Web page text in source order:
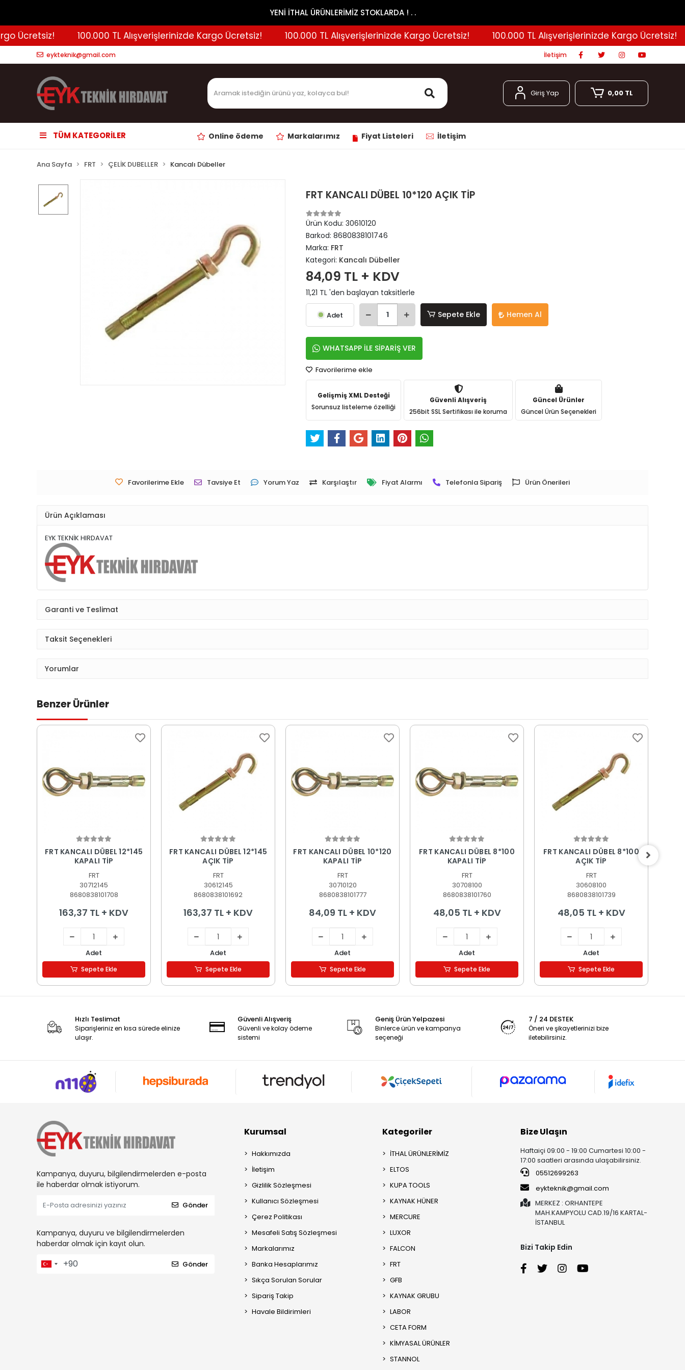
YENİ İTHAL ÜRÜNLERİMİZ STOKLARDA ! . .
Ücretsiz! 100.000 TL Alışverişlerinizde Kargo Ücretsiz! 100.000 TL Alışverişlerinizde Kargo Ücretsiz! 100.000 TL Alışverişlerinizde Kargo Ücretsiz!
eykteknik@gmail.com İletişim
Giriş Yap 0,00 TL
TÜM KATEGORİLER Online ödeme Markalarımız Fiyat Listeleri İletişim
Ana Sayfa FRT ÇELİK DUBELLER Kancalı Dübeller
FRT KANCALI DÜBEL 10*120 AÇIK TİP
Ürün Kodu:30610120
Barkod:8680838101746
Marka: FRT
Kategori: Kancalı Dübeller
84,09 TL + KDV
11,21 TL 'den başlayan taksitlerle
Adet Sepete Ekle Hemen Al
WHATSAPP İLE SİPARİŞ VER
Favorilerime ekle
Gelişmiş XML Desteği
Sorunsuz listeleme özelliği
Güvenli Alışveriş
256bit SSL Sertifikası ile koruma
Güncel Ürünler
Güncel Ürün Seçenekleri
Favorilerime Ekle Tavsiye Et Yorum Yaz Karşılaştır Fiyat Alarmı Telefonla Sipariş Ürün Önerileri
Ürün Açıklaması
EYK TEKNİK HIRDAVAT
Garanti ve Teslimat
Taksit Seçenekleri
Yorumlar
Benzer Ürünler
Sepete Ekle
FRT KANCALI DÜBEL 12*145
KAPALI TİP
FRT
30712145
8680838101708
163,37 TL + KDV
Adet
Sepete Ekle
Sepete Ekle
FRT KANCALI DÜBEL 12*145
AÇIK TİP
FRT
30612145
8680838101692
163,37 TL + KDV
Adet
Sepete Ekle
Sepete Ekle
FRT KANCALI DÜBEL 10*120
KAPALI TİP
FRT
30710120
8680838101777
84,09 TL + KDV
Adet
Sepete Ekle
Sepete Ekle
FRT KANCALI DÜBEL 8*100
KAPALI TİP
FRT
30708100
8680838101760
48,05 TL + KDV
Adet
Sepete Ekle
Sepete Ekle
FRT KANCALI DÜBEL 8*100
AÇIK TİP
FRT
30608100
8680838101739
48,05 TL + KDV
Adet
Sepete Ekle
Hızlı Teslimat
Siparişleriniz en kısa sürede elinize
ulaşır.
Güvenli Alışveriş
Güvenli ve kolay ödeme
sistemi
Geniş Ürün Yelpazesi
Binlerce ürün ve kampanya
seçeneği
7 / 24 DESTEK
Öneri ve şikayetlerinizi bize
iletebilirsiniz.
Kampanya, duyuru, bilgilendirmelerden e-posta
ile haberdar olmak istiyorum.
Gönder
Kampanya, duyuru ve bilgilendirmelerden
haberdar olmak için kayıt olun.
Gönder
Kurumsal
Hakkımızda
İletişim
Gizlilik Sözleşmesi
Kullanıcı Sözleşmesi
Çerez Politikası
Mesafeli Satış Sözleşmesi
Markalarımız
Banka Hesaplarımız
Sıkça Sorulan Sorular
Sipariş Takip
Havale Bildirimleri
Kategoriler
İTHAL ÜRÜNLERİMİZ
ELTOS
KUPA TOOLS
KAYNAK HÜNER
MERCURE
LUXOR
FALCON
FRT
GFB
KAYNAK GRUBU
LABOR
CETA FORM
KİMYASAL ÜRÜNLER
STANNOL
Bize Ulaşın
Haftaiçi 09:00 - 19:00 Cumartesi 10:00 -
17:00 saatleri arasında ulaşabilirsiniz.
05512699263
eykteknik@gmail.com
MERKEZ : ORHANTEPE
MAH.KAMPYOLU CAD.19/16 KARTAL-
İSTANBUL
Bizi Takip Edin